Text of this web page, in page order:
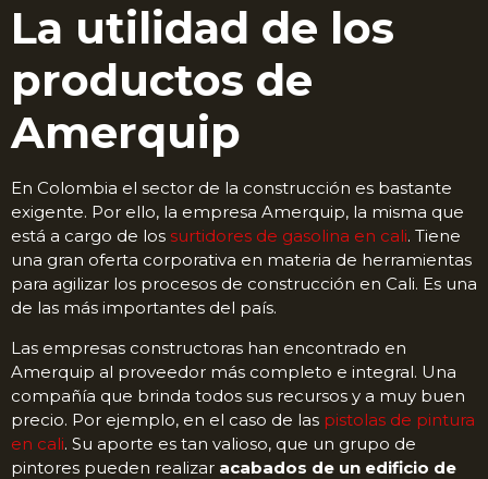
La utilidad de los
productos de
Amerquip
En Colombia el sector de la construcción es bastante
exigente. Por ello, la empresa Amerquip, la misma que
está a cargo de los surtidores de gasolina en cali. Tiene
una gran oferta corporativa en materia de herramientas
para agilizar los procesos de construcción en Cali. Es una
de las más importantes del país.
Las empresas constructoras han encontrado en
Amerquip al proveedor más completo e integral. Una
compañía que brinda todos sus recursos y a muy buen
precio. Por ejemplo, en el caso de las pistolas de pintura
en cali. Su aporte es tan valioso, que un grupo de
pintores pueden realizar acabados de un edificio de